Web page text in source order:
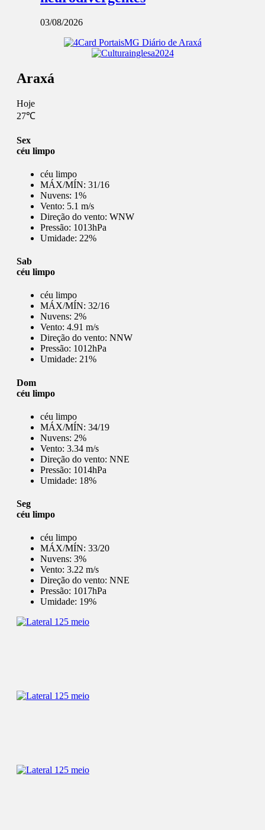
03/08/2026
Araxá
Hoje
27℃
Sex
céu limpo
céu limpo
MÁX/MÍN: 31/16
Nuvens: 1%
Vento: 5.1 m/s
Direção do vento: WNW
Pressão: 1013hPa
Umidade: 22%
Sab
céu limpo
céu limpo
MÁX/MÍN: 32/16
Nuvens: 2%
Vento: 4.91 m/s
Direção do vento: NNW
Pressão: 1012hPa
Umidade: 21%
Dom
céu limpo
céu limpo
MÁX/MÍN: 34/19
Nuvens: 2%
Vento: 3.34 m/s
Direção do vento: NNE
Pressão: 1014hPa
Umidade: 18%
Seg
céu limpo
céu limpo
MÁX/MÍN: 33/20
Nuvens: 3%
Vento: 3.22 m/s
Direção do vento: NNE
Pressão: 1017hPa
Umidade: 19%